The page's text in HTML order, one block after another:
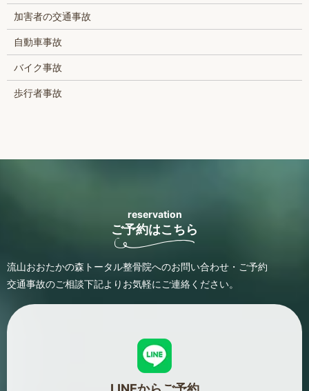
加害者の交通事故
自動車事故
バイク事故
歩行者事故
reservation
ご予約はこちら
流山おおたかの森トータル整骨院へのお問い合わせ・ご予約
交通事故のご相談下記よりお気軽にご連絡ください。